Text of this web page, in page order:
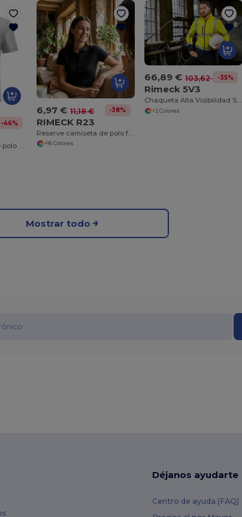
-46%
Reserve camiseta de polo para hombres
6,97 € 11,18 € -38%
RIMECK R23
+16 Colores
66,89 € 103,62 €-35%
Rimeck 5V3
Chaqueta Alta Visibilidad Softshell Profesional
+2 Colores
Mostrar todo
Déjanos ayudarte
Centro de ayuda (FAQ)